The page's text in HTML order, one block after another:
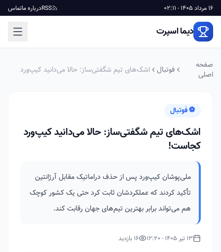
16 مرداد 1405 - 02:11 RSSدرباره ماتماس
دیما اسپرت
صفحه
اصلی
فوتبال
اشک‌های تیم شگفتی‌ساز: حالا می‌دانید کیپ‌ورد
⚽ فوتبال
اشک‌های تیم شگفتی‌ساز: حالا می‌دانید کیپ‌ورد
کجاست!
ملی‌پوشان کیپ‌ورد پس از حذف دراماتیک مقابل آرژانتین
تأکید کردند که عملکردشان ثابت کرد حتی یک کشور کوچک
هم می‌تواند برابر بهترین تیم‌های جهان رقابت کند.
13 تیر 1405 - 12:20 16 بازدید